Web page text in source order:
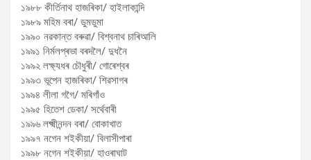
১৯৮৮ কীৰ্তিনাথ হাজৰিকা/ হাইলাকান্দি
১৯৮৯ মহিম বৰা/ ডুমডুমা
১৯৯০ নৱকান্ত বৰুৱা/ বিশ্বনাথ চাৰিআলি
১৯৯১ নিৰ্মলপ্ৰভা বৰদলৈ/ দুধনৈ
১৯৯২ লক্ষ্যধৰ চৌধুৰী/ গোৰেশ্বৰ
১৯৯৩ ভূপেন হাজৰিকা/ শিৱসাগৰ
১৯৯৪ লীলা গগৈ/ মৰিগাঁও
১৯৯৫ হিতেশ ডেকা/ সৰ্থেবাৰী
১৯৯৬ লক্ষ্মীনন্দন বৰা/ বোকাখাত
১৯৯৭ নগেন শইকীয়া/ বিলাসীপাৰা
১৯৯৮ নগেন শইকীয়া/ হাওৰাঘাট